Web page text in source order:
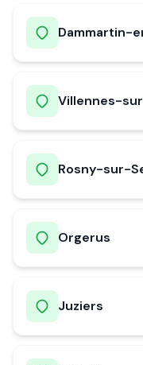
Dammartin-
Villennes-
Rosny-sur-
Orgerus
Juziers